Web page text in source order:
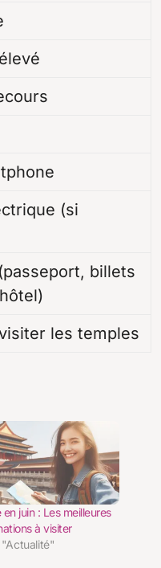
(si
billets
les temples
en juin : Les meilleures
à visiter
"Actualité"